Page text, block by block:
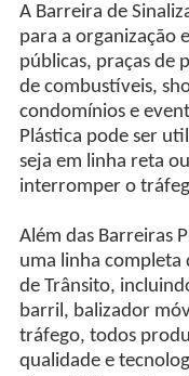
A Barreira de
para a organização
públicas, praças de
de combustíveis,
condomínios e
Plástica pode ser
seja em linha reta
interromper o
Além das Barreiras
uma linha completa
de Trânsito,
barril, balizador
tráfego, todos
qualidade e